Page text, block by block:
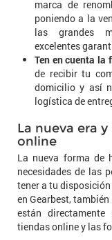
marca de
poniendo a la
las grandes
excelentes
Ten en cuenta la
de recibir tu
domicilio y así
logística de
La nueva era
online
La nueva forma de
necesidades de las
tener a tu
en Gearbest,
están
tiendas online y las